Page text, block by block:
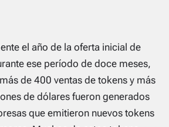
el año de la oferta inicial de
ese período de doce meses,
de 400 ventas de tokens y más
de dólares fueron generados
que emitieron nuevos tokens